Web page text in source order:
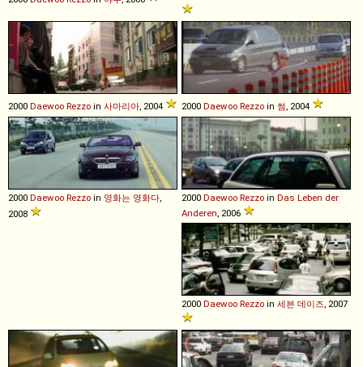
2000 Daewoo Rezzo in 사마리아 , 2004 2000 Daewoo Rezzo in 썸 , 2004
2000 Daewoo Rezzo in 영화는 영화다
2008
2000 Daewoo Rezzo in Das Leben der
Anderen , 2006
2000 Daewoo Rezzo in 세븐 데이즈 , 2007